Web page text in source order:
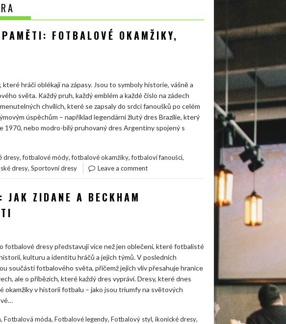
FOTBALOVÉ OKAMŽIKY,
hráči oblékají na zápasy. Jsou to symboly historie, vášně a
světa. Každý pruh, každý emblém a každé číslo na zádech
chvílích, které se zapsaly do srdcí fanoušků po celém
úspěchům – například legendární žlutý dres Brazílie, který
nebo modro-bílý pruhovaný dres Argentiny spojený s
dresy,fotbalové módy,fotbalové okamžiky,fotbaloví fanoušci,
dresy, Sportovní dresy Leave a comment
JAK ZIDANE A BECKHAM
fotbalové dresy představují více než jen oblečení, které fotbalisté
kulturu a identitu hráčů a jejich týmů. V posledních
součástí fotbalového světa, přičemž jejich vliv přesahuje hranice
ale o příbězích, které každý dres vypráví. Dresy, které dnes
okamžiky v historii fotbalu – jako jsou triumfy na světových
, Fotbalová móda, Fotbalové legendy, Fotbalový styl, ikonické dresy,